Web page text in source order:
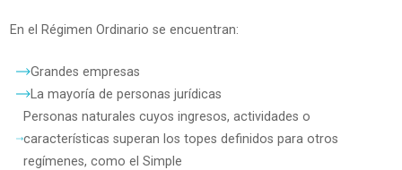
En el Régimen Ordinario se encuentran:
Grandes empresas
La mayoría de personas jurídicas
Personas naturales cuyos ingresos, actividades o
características superan los topes definidos para otros
regímenes, como el Simple